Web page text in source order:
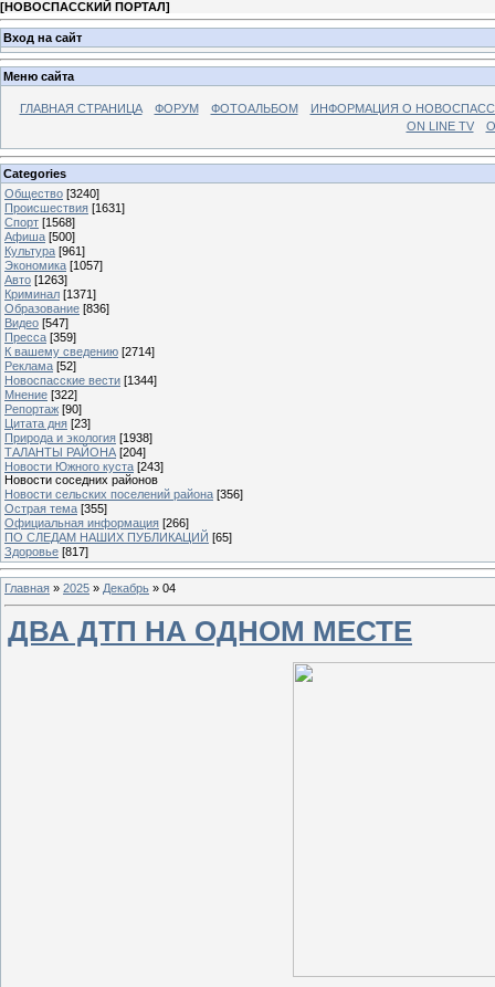
[НОВОСПАССКИЙ ПОРТАЛ]
Вход на сайт
Меню сайта
ГЛАВНАЯ СТРАНИЦА ФОРУМ ФОТОАЛЬБОМ
ИНФОРМАЦИЯ О
ON LINE TV
Categories
Общество [3240]
Происшествия [1631]
Спорт [1568]
Афиша [500]
Культура [961]
Экономика [1057]
Авто [1263]
Криминал [1371]
Образование [836]
Видео [547]
Пресса [359]
К вашему сведению [2714]
Реклама [52]
Новоспасские вести [1344]
Мнение [322]
Репортаж [90]
Цитата дня [23]
Природа и экология [1938]
ТАЛАНТЫ РАЙОНА [204]
Новости Южного куста [243]
Новости соседних районов
Новости сельских поселений района [356]
Острая тема [355]
Официальная информация [266]
ПО СЛЕДАМ НАШИХ ПУБЛИКАЦИЙ [65]
Здоровье [817]
Главная » 2025 » Декабрь » 04
ДВА ДТП НА ОДНОМ МЕСТЕ